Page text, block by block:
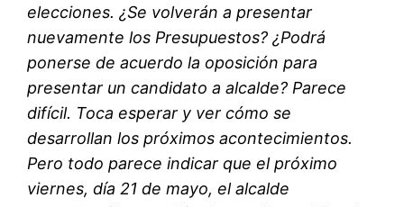
elecciones. ¿Se volverán a presentar
nuevamente los Presupuestos? ¿Podrá
ponerse de acuerdo la oposición para
presentar un candidato a alcalde? Parece
difícil. Toca esperar y ver cómo se
desarrollan los próximos acontecimientos.
Pero todo parece indicar que el próximo
viernes, día 21 de mayo, el alcalde